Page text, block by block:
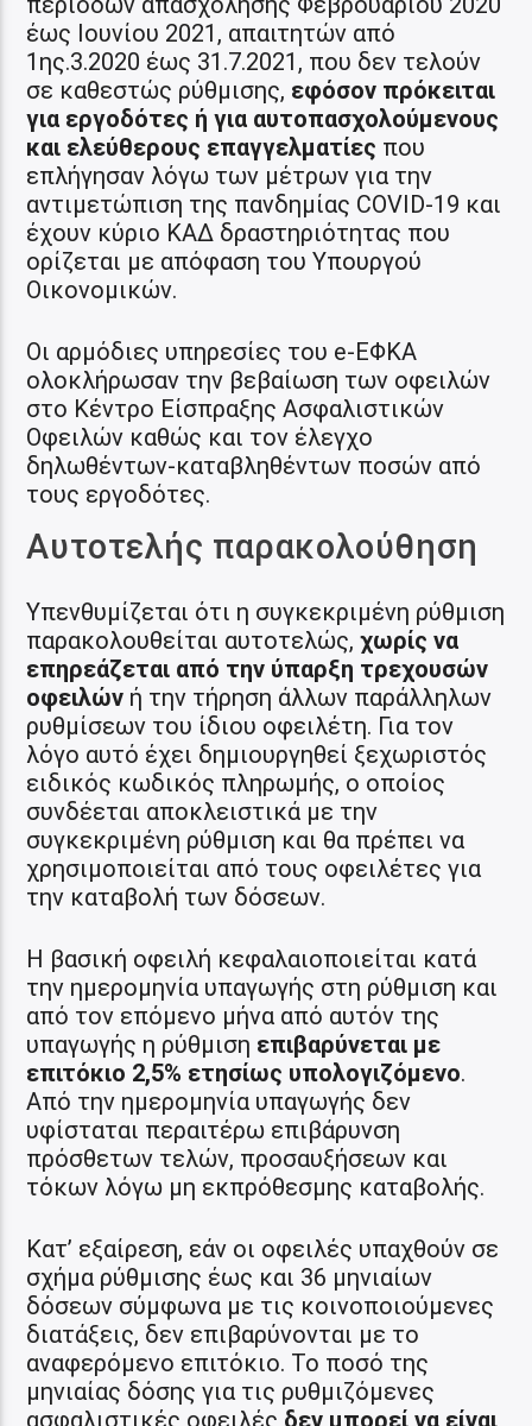
έως Ιουνίου 2021, απαιτητών από
1ης.3.2020 έως 31.7.2021, που δεν τελούν
σε καθεστώς ρύθμισης, εφόσον πρόκειται
για εργοδότες ή για αυτοπασχολούμενους
και ελεύθερους επαγγελματίες που
επλήγησαν λόγω των μέτρων για την
αντιμετώπιση της πανδημίας COVID-19 και
έχουν κύριο ΚΑΔ δραστηριότητας που
ορίζεται με απόφαση του Υπουργού
Οικονομικών.
Οι αρμόδιες υπηρεσίες του e-ΕΦΚΑ
ολοκλήρωσαν την βεβαίωση των οφειλών
στο Κέντρο Είσπραξης Ασφαλιστικών
Οφειλών καθώς και τον έλεγχο
δηλωθέντων-καταβληθέντων ποσών από
τους εργοδότες.
Αυτοτελής παρακολούθηση
Υπενθυμίζεται ότι η συγκεκριμένη ρύθμιση
παρακολουθείται αυτοτελώς,χωρίς να
επηρεάζεται από την ύπαρξη τρεχουσών
οφειλών ή την τήρηση άλλων παράλληλων
ρυθμίσεων του ίδιου οφειλέτη. Για τον
λόγο αυτό έχει δημιουργηθεί ξεχωριστός
ειδικός κωδικός πληρωμής, ο οποίος
συνδέεται αποκλειστικά με την
συγκεκριμένη ρύθμιση και θα πρέπει να
χρησιμοποιείται από τους οφειλέτες για
την καταβολή των δόσεων.
Η βασική οφειλή κεφαλαιοποιείται κατά
την ημερομηνία υπαγωγής στη ρύθμιση και
από τον επόμενο μήνα από αυτόν της
υπαγωγής η ρύθμιση επιβαρύνεται με
επιτόκιο 2,5% ετησίως υπολογιζόμενο.
Από την ημερομηνία υπαγωγής δεν
υφίσταται περαιτέρω επιβάρυνση
πρόσθετων τελών, προσαυξήσεων και
τόκων λόγω μη εκπρόθεσμης καταβολής.
Κατ’ εξαίρεση, εάν οι οφειλές υπαχθούν σε
σχήμα ρύθμισης έως και 36 μηνιαίων
δόσεων σύμφωνα με τις κοινοποιούμενες
διατάξεις, δεν επιβαρύνονται με το
αναφερόμενο επιτόκιο. Το ποσό της
μηνιαίας δόσης για τις ρυθμιζόμενες
ασφαλιστικές οφειλές δεν μπορεί να είναι